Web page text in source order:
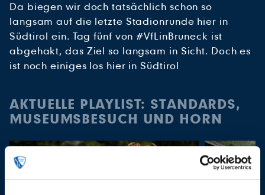
Da biegen wir doch tatsächlich schon so
langsam auf die letzte Stadionrunde hier in
Südtirol ein. Tag fünf von #VfLinBruneck ist
abgehakt, das Ziel so langsam in Sicht. Doch es
ist noch einiges los hier in Südtirol
AKTUELLE PLAYLIST: STANDARDS,
MUSEUMSBESUCH UND HORN